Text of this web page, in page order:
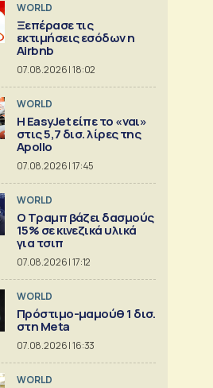
WORLD
Ξεπέρασε τις
εκτιμήσεις εσόδων η
Airbnb
07.08.2026 | 18:02
WORLD
Η EasyJet είπε το «ναι»
στις 5,7 δισ. λίρες της
Apollo
07.08.2026 | 17:45
WORLD
Ο Τραμπ βάζει δασμούς
15% σε κινεζικά υλικά
για τσιπ
07.08.2026 | 17:12
WORLD
Πρόστιμο-μαμούθ 1 δισ.
στη Meta
07.08.2026 | 16:33
WORLD